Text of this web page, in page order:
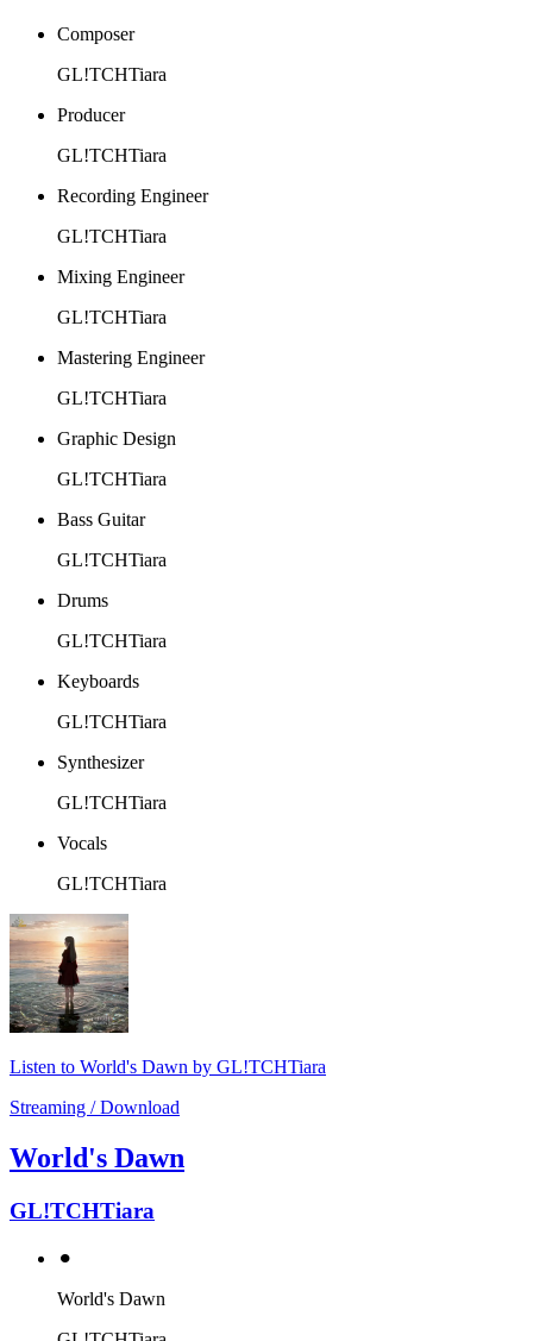
Composer
GL!TCHTiara
Producer
GL!TCHTiara
Recording Engineer
GL!TCHTiara
Mixing Engineer
GL!TCHTiara
Mastering Engineer
GL!TCHTiara
Graphic Design
GL!TCHTiara
Bass Guitar
GL!TCHTiara
Drums
GL!TCHTiara
Keyboards
GL!TCHTiara
Synthesizer
GL!TCHTiara
Vocals
GL!TCHTiara
Listen to World's Dawn by GL!TCHTiara
Streaming / Download
World's Dawn
GL!TCHTiara
⚫︎
World's Dawn